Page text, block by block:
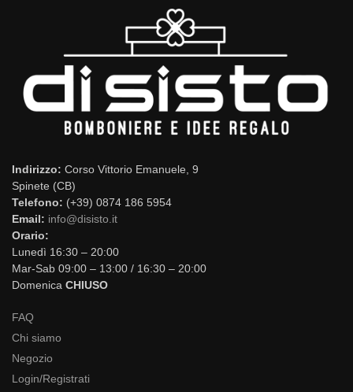
Indirizzo: Corso Vittorio Emanuele, 9
Spinete (CB)
Telefono: (+39) 0874 186 5954
Email: info@disisto.it
Orario:
Lunedì 16:30 – 20:00
Mar-Sab 09:00 – 13:00 / 16:30 – 20:00
Domenica CHIUSO
FAQ
Chi siamo
Negozio
Login/Registrati